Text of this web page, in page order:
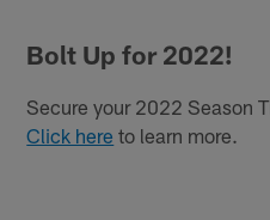
Bolt Up for 2022!
Secure your 2022 Season
Click here to learn more.